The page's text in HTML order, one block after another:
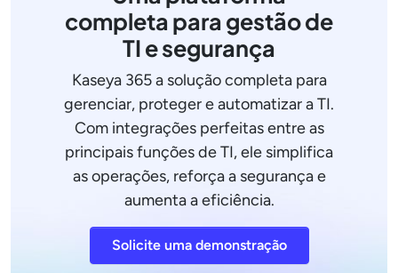
completa para gestão de
TI e segurança
Kaseya 365 a solução completa para
gerenciar, proteger e automatizar a TI.
Com integrações perfeitas entre as
principais funções de TI, ele simplifica
as operações, reforça a segurança e
aumenta a eficiência.
Solicite uma demonstração